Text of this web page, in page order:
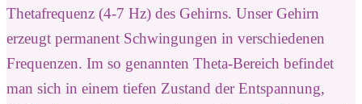
Thetafrequenz (4-7 Hz) des Gehirns. Unser Gehirn
erzeugt permanent Schwingungen in verschiedenen
Frequenzen. Im so genannten Theta-Bereich befindet
man sich in einem tiefen Zustand der Entspannung,